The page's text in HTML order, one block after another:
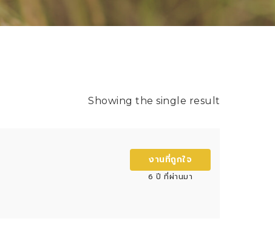
Showing the single result
งานที่ถูกใจ
6 ปี ที่ผ่านมา